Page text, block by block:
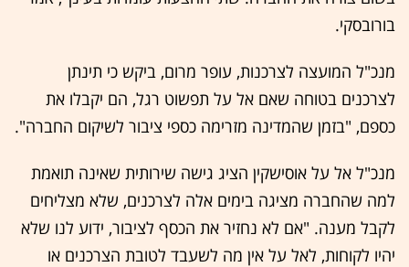
בורובסקי.
מנכ"ל המועצה לצרכנות, עופר מרום, ביקש כי תינתן
לצרכנים בטוחה שאם אל על תפשוט רגל, הם יקבלו את
כספם, "בזמן שהמדינה מזרימה כספי ציבור לשיקום החברה".
מנכ"ל אל על אוסישקין הציג גישה שירותית שאינה תואמת
למה שהחברה מציגה בימים אלה לצרכנים, שלא מצליחים
לקבל מענה. "אם לא נחזיר את הכסף לציבור, ידוע לנו שלא
יהיו לקוחות, לאל על אין מה לשעבד לטובת הצרכנים או